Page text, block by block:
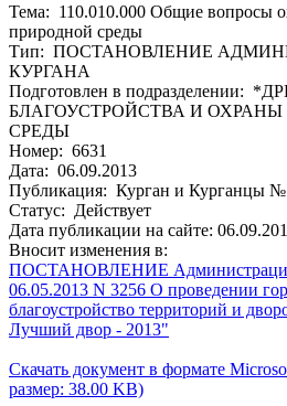
Тема: 110.010.000 Общие вопросы
природной среды
Тип: ПОСТАНОВЛЕНИЕ
КУРГАНА
Подготовлен в подразделении:
БЛАГОУСТРОЙСТВА И
СРЕДЫ
Номер: 6631
Дата: 06.09.2013
Публикация: Курган и Курганцы №
Статус: Действует
Дата публикации на сайте:
Вносит изменения в:
ПОСТАНОВЛЕНИЕ Администрация
06.05.2013 N 3256 О проведении
благоустройство территорий и
Лучший двор - 2013"
Скачать документ в формате
размер: 38.00 KB)